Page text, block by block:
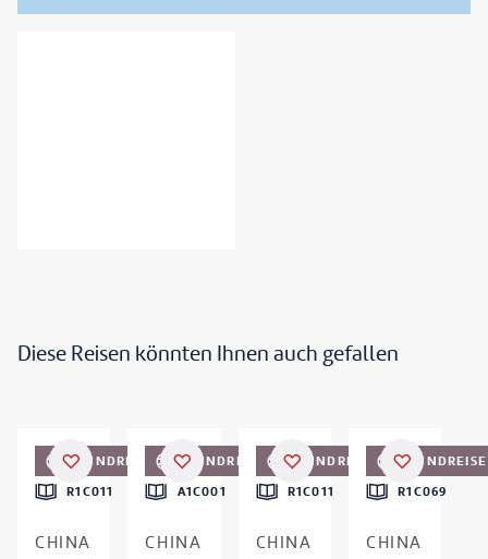
Diese Reisen könnten Ihnen auch gefallen
RUNDREISE
R1C011
CHINA
DEAL RUNDREISE
A1C001
CHINA
RUNDREISE
R1C011
CHINA
RUNDREISE
R1C069
CHINA